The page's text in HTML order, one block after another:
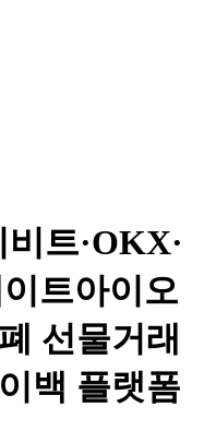
트·OKX·
트아이오
선물거래
백 플랫폼